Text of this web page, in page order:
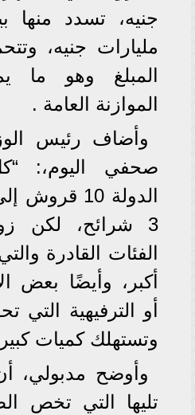
مليارات جنيه،
المبلغ وهو ما
الموازنة العامة .
وأضاف رئيس
صحفي اليوم،:
3 شرائح، لكن
الفئات القادرة
أكبر، وأيضًا بعض
أو الترفيهية التي
وتستهلك كميات
وأوضح مدبولي،
تليها التي تخص